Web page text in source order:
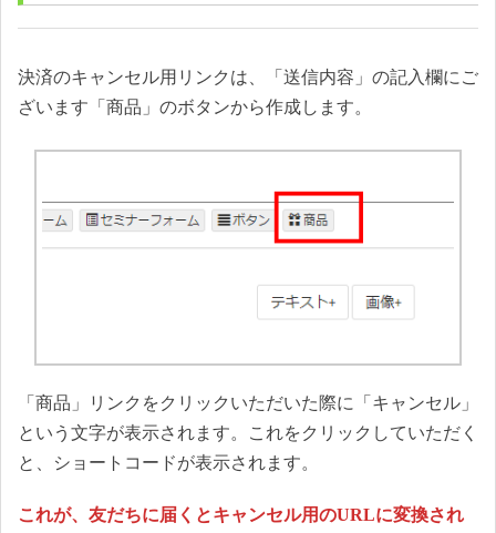
キ
ッ
決済のキャンセル用リンクは、「送信内容」の記入欄にご
ざいます「商品」のボタンから作成します。
「商品」リンクをクリックいただいた際に「キャンセル」
という文字が表示されます。これをクリックしていただく
と、ショートコードが表示されます。
これが、友だちに届くとキャンセル用のURLに変換され